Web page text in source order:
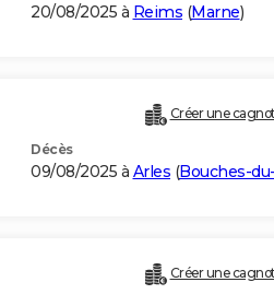
20/08/2025 à Reims (Marne)
Créer une
Décès
09/08/2025 à Arles (Bouches-
Créer une